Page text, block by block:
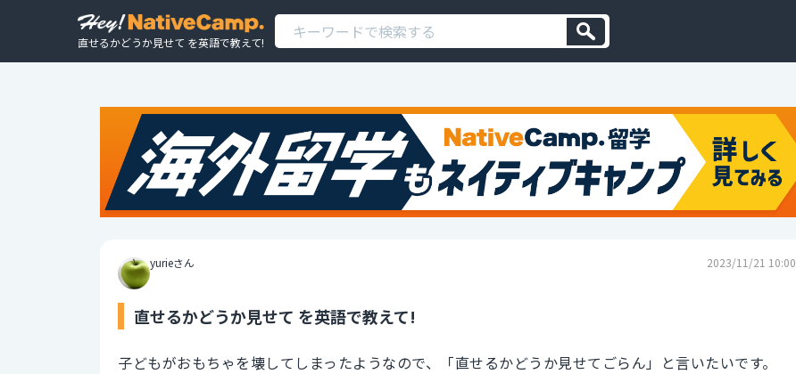
直せるかどうか見せて を英語で教えて!
yurieさん 2023/11/21 10:00
直せるかどうか見せて を英語で教えて!
子どもがおもちゃを壊してしまったようなので、「直せるかどうか見せてごらん」と言いたいです。